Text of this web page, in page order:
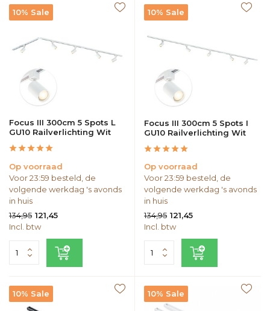
10% Sale
Focus III 300cm 5 Spots L
GU10 Railverlichting Wit
Op voorraad
Voor 23:59 besteld, de
volgende werkdag 's avonds
in huis
134,95 121,45
Incl. btw
10% Sale
Focus III 300cm 5 Spots I
GU10 Railverlichting Wit
Op voorraad
Voor 23:59 besteld, de
volgende werkdag 's avonds
in huis
134,95 121,45
Incl. btw
10% Sale 10% Sale